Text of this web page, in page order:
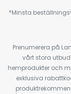
*Minsta
Prenumerera på
vårt stora
hemprodukter och
exklusiva